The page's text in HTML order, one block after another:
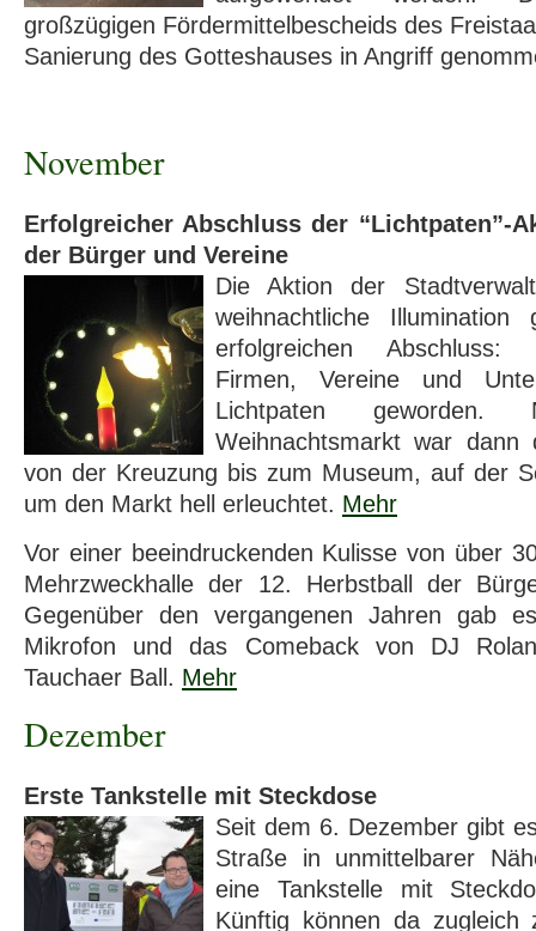
großzügigen Fördermittelbescheids des
Sanierung des Gotteshauses in Angriff
November
Erfolgreicher Abschluss der “Lichtpaten”-
der Bürger und Vereine
Die Aktion der
weih­nacht­liche Illu­mina­tion
erfolgreichen Abschluss:
Firmen, Vereine und
Lichtpaten
Weihnachtsmarkt war dann
von der Kreuzung bis zum Museum, auf der
um den Markt hell erleuchtet. Mehr
Vor einer beeindruckenden Kulisse von über
Mehrzweckhalle der 12. Herbstball der
Gegenüber den vergangenen Jahren gab
Mikrofon und das Comeback von DJ
Tauchaer Ball. Mehr
Dezember
Erste Tankstelle mit Steckdose
Seit dem 6. Dezember gibt
Straße in unmittelbarer
eine Tankstelle mit
Künftig können da zugleich